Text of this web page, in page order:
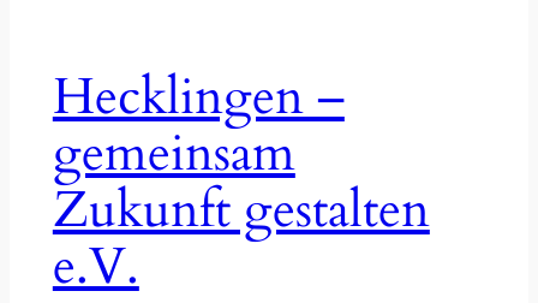
Hecklingen –
gemeinsam
Zukunft gestalten
e.V.